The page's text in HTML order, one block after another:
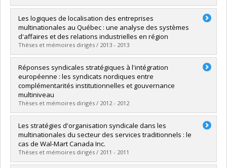
Graduate :Yerochewski, Carole
Cycle :Doctoral
Grade :Ph. D.
Lien vers le document dans Papyrus
Les logiques de localisation des entreprises
multinationales au Québec : une analyse des systèmes
d'affaires et des relations industrielles en région
Thèses et mémoires dirigés / 2013 - 2013
Graduate :Pelard, Matthieu
Cycle :Master's
Grade :M. Sc.
Lien vers le document dans Papyrus
Réponses syndicales stratégiques à l'intégration
européenne : les syndicats nordiques entre
complémentarités institutionnelles et gouvernance
multiniveau
Thèses et mémoires dirigés / 2012 - 2012
Graduate :Gebert, Raoul
Cycle :Doctoral
Grade :Ph. D.
Lien vers le document dans Papyrus
Les stratégies d'organisation syndicale dans les
multinationales du secteur des services traditionnels : le
cas de Wal-Mart Canada Inc.
Thèses et mémoires dirigés / 2011 - 2011